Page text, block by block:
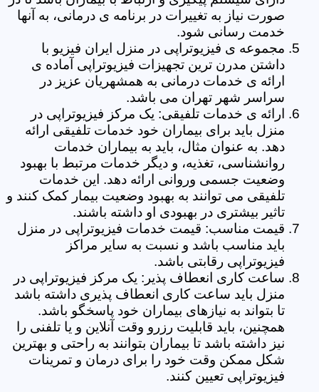
صورت نیاز به تغییرات در برنامه ی درمانی، به آنها
خدمت رسانی شود.
مجموعه ی فیزیوتراپی در منزل ایران فیزیو با
داشتن مدرن ترین تجهیزات فیزیوتراپی آماده ی
ارائه ی خدمات درمانی به همشهریان عزیز در
سراسر شهر تهران می باشد.
ارائه ی خدمات تلفیقی: یک مرکز فیزیوتراپی در
منزل باید برای بیماران خود خدمات تلفیقی ارائه
دهد. به عنوان مثال، باید به بیماران خدمات
روانشناسی، تغذیه، و دیگر خدمات مرتبط با بهبود
وضعیت جسمی وروانی ارائه دهد. این خدمات
تلفیقی می توانند به بهبود وضعیت بیمار کمک کنند و
تاثیر بیشتری در بهبودی او داشته باشند.
قیمت مناسب: قیمت خدمات فیزیوتراپی در منزل
باید مناسب باشد و نسبت به سایر مراکز
فیزیوتراپی رقابتی باشد.
ساعت کاری انعطاف پذیر: یک مرکز فیزیوتراپی در
منزل باید ساعت کاری انعطاف پذیری داشته باشد
تا بتواند به نیازهای بیماران خود پاسخگو باشد.
همچنین، باید قابلیت رزرو وقت آنلاین و یا تلفنی را
نیز داشته باشد تا بیماران بتوانند به راحتی و بهترین
شکل ممکن وقت خود را برای درمان و تمرینات
فیزیوتراپی تعیین کنند.